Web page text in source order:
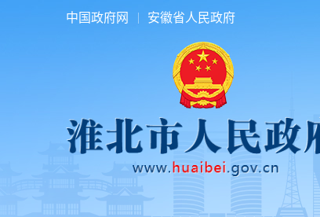
中国政府网 安徽省人民政府